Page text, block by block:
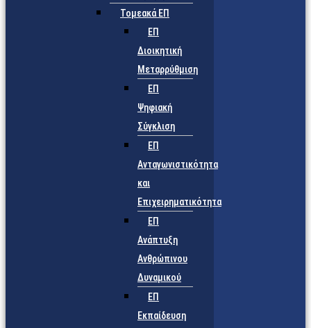
Τομεακά ΕΠ
ΕΠ
Διοικητική
Μεταρρύθμιση
ΕΠ
Ψηφιακή
Σύγκλιση
ΕΠ
Ανταγωνιστικότητα
και
Επιχειρηματικότητα
ΕΠ
Ανάπτυξη
Ανθρώπινου
Δυναμικού
ΕΠ
Εκπαίδευση